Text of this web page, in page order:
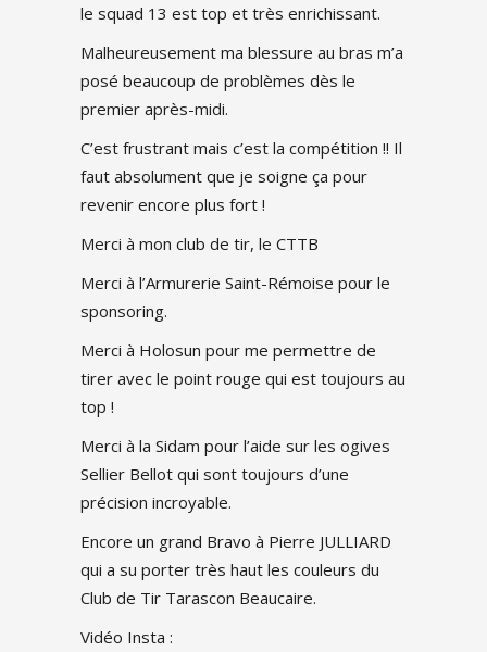
le squad 13 est top et très enrichissant.
Malheureusement ma blessure au bras m’a
posé beaucoup de problèmes dès le
premier après-midi.
C’est frustrant mais c’est la compétition !! Il
faut absolument que je soigne ça pour
revenir encore plus fort !
Merci à mon club de tir, le CTTB
Merci à l’Armurerie Saint-Rémoise pour le
sponsoring.
Merci à Holosun pour me permettre de
tirer avec le point rouge qui est toujours au
top !
Merci à la Sidam pour l’aide sur les ogives
Sellier Bellot qui sont toujours d’une
précision incroyable.
Encore un grand Bravo à Pierre JULLIARD
qui a su porter très haut les couleurs du
Club de Tir Tarascon Beaucaire.
Vidéo Insta :